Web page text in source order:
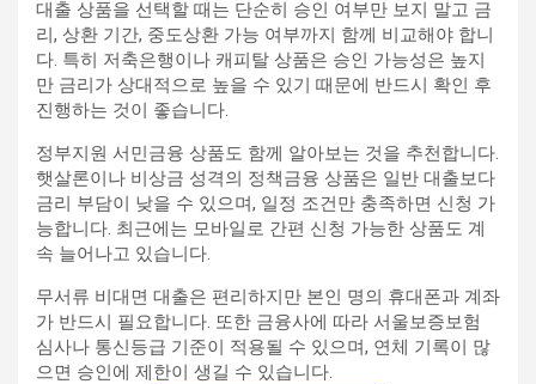
대출 상품을 선택할 때는 단순히 승인 여부만 보지 말고 금
리, 상환 기간, 중도상환 가능 여부까지 함께 비교해야 합니
다. 특히 저축은행이나 캐피탈 상품은 승인 가능성은 높지
만 금리가 상대적으로 높을 수 있기 때문에 반드시 확인 후
진행하는 것이 좋습니다.
정부지원 서민금융 상품도 함께 알아보는 것을 추천합니다.
햇살론이나 비상금 성격의 정책금융 상품은 일반 대출보다
금리 부담이 낮을 수 있으며, 일정 조건만 충족하면 신청 가
능합니다. 최근에는 모바일로 간편 신청 가능한 상품도 계
속 늘어나고 있습니다.
무서류 비대면 대출은 편리하지만 본인 명의 휴대폰과 계좌
가 반드시 필요합니다. 또한 금융사에 따라 서울보증보험
심사나 통신등급 기준이 적용될 수 있으며, 연체 기록이 많
으면 승인에 제한이 생길 수 있습니다.